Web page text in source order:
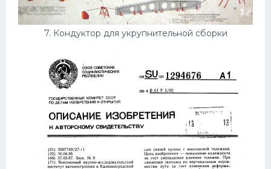
7. Кондуктор для укрупнительной сборки